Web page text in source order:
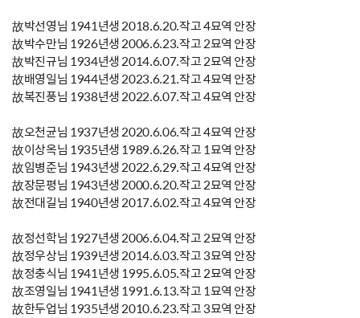
故박선영님 1941년생 2018.6.20.작고 4묘역 안장
故박수만님 1926년생 2006.6.23.작고 2묘역 안장
故박진규님 1934년생 2014.6.07.작고 2묘역 안장
故배영일님 1944년생 2023.6.21.작고 4묘역 안장
故복진풍님 1938년생 2022.6.07.작고 4묘역 안장
故오천균님 1937년생 2020.6.06.작고 4묘역 안장
故이상옥님 1935년생 1989.6.26.작고 1묘역 안장
故임병준님 1943년생 2022.6.29.작고 4묘역 안장
故장문평님 1943년생 2000.6.20.작고 2묘역 안장
故전대길님 1940년생 2017.6.02.작고 4묘역 안장
故정선학님 1927년생 2006.6.04.작고 2묘역 안장
故정우상님 1939년생 2014.6.03.작고 3묘역 안장
故정충식님 1941년생 1995.6.05.작고 2묘역 안장
故조영일님 1941년생 1991.6.13.작고 1묘역 안장
故한두업님 1935년생 2010.6.23.작고 3묘역 안장